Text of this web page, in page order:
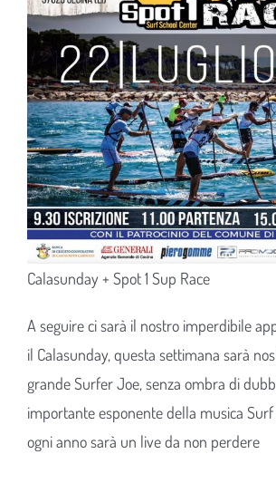
Calasunday + Spot 1 Sup Race
A seguire ci sarà il nostro imperdibile
il Calasunday, questa settimana sarà
grande Surfer Joe, senza ombra di
importante esponente della musica Surf
ogni anno sarà un live da non perdere